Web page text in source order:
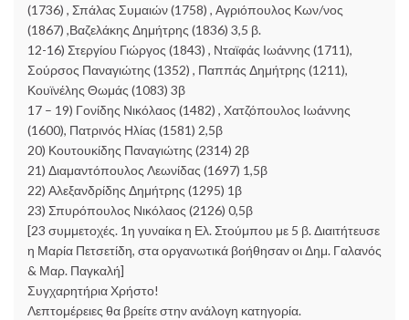
(1736) , Σπάλας Συμαιών (1758) , Αγριόπουλος Κων/νος
(1867) ,Βαζελάκης Δημήτρης (1836) 3,5 β.
12-16) Στεργίου Γιώργος (1843) , Νταϊφάς Ιωάννης (1711),
Σούρσος Παναγιώτης (1352) , Παππάς Δημήτρης (1211),
Κουϊνέλης Θωμάς (1083) 3β
17 – 19) Γονίδης Νικόλαος (1482) , Χατζόπουλος Ιωάννης
(1600), Πατρινός Ηλίας (1581) 2,5β
20) Κουτουκίδης Παναγιώτης (2314) 2β
21) Διαμαντόπουλος Λεωνίδας (1697) 1,5β
22) Αλεξανδρίδης Δημήτρης (1295) 1β
23) Σπυρόπουλος Νικόλαος (2126) 0,5β
[23 συμμετοχές. 1η γυναίκα η Ελ. Στούμπου με 5 β. Διαιτήτευσε
η Μαρία Πετσετίδη, στα οργανωτικά βοήθησαν οι Δημ. Γαλανός
& Μαρ. Παγκαλή]
Συγχαρητήρια Χρήστο!
Λεπτομέρειες θα βρείτε στην ανάλογη κατηγορία.